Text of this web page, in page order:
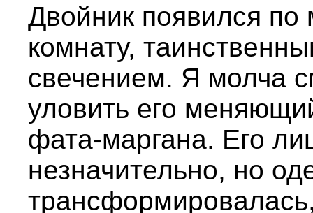
Двойник появился по
комнату,
свечением. Я молча
уловить его
фата-маргана. Его
незначительно, но